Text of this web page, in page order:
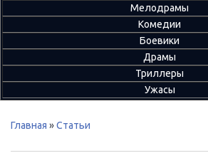
Мелодрамы
Комедии
Боевики
Драмы
Триллеры
Ужасы
Главная »Статьи